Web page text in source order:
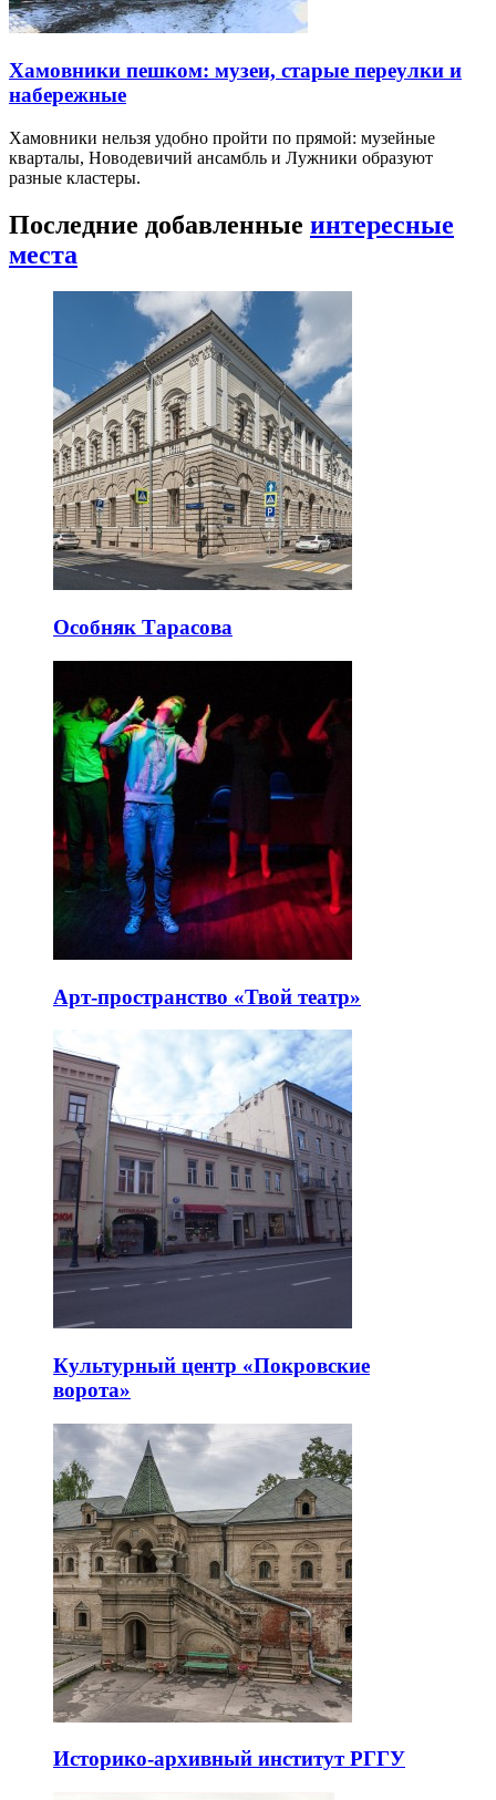
Хамовники пешком: музеи, старые переулки и
набережные
Хамовники нельзя удобно пройти по прямой: музейные
кварталы, Новодевичий ансамбль и Лужники образуют
разные кластеры.
Последние добавленные интересные
места
Особняк Тарасова
Арт-пространство «Твой театр»
Культурный центр «Покровские
ворота»
Историко-архивный институт РГГУ